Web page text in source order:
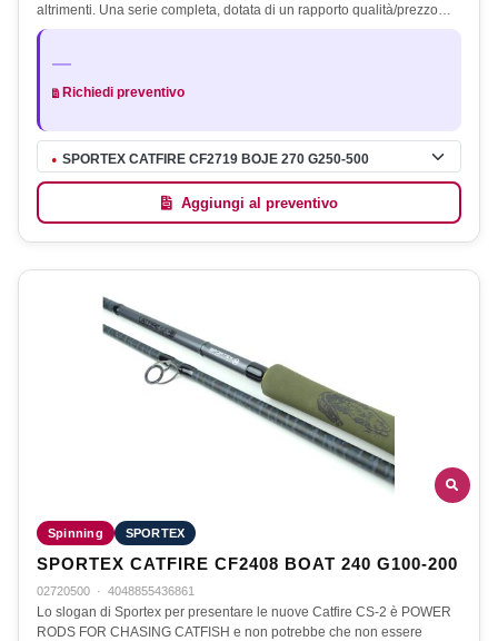
altrimenti. Una serie completa, dotata di un rapporto qualità/prezzo…
—
Richiedi preventivo
● SPORTEX CATFIRE CF2719 BOJE 270 G250-500
Aggiungi al preventivo
Spinning SPORTEX
SPORTEX CATFIRE CF2408 BOAT 240 G100-200
02720500 · 4048855436861
Lo slogan di Sportex per presentare le nuove Catfire CS-2 è POWER
RODS FOR CHASING CATFISH e non potrebbe che non essere